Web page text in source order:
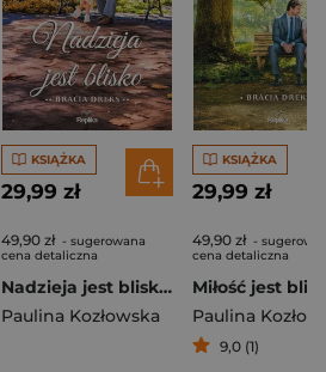
KSIĄŻKA
29,99 zł
49,90 zł - sugerowana
cena detaliczna
Nadzieja jest blisko. Bracia Dreks Tom 2
Paulina Kozłowska
KSIĄŻKA
29,99 zł
49,90 zł -
cena detaliczna
Paulina
9,0 (1)